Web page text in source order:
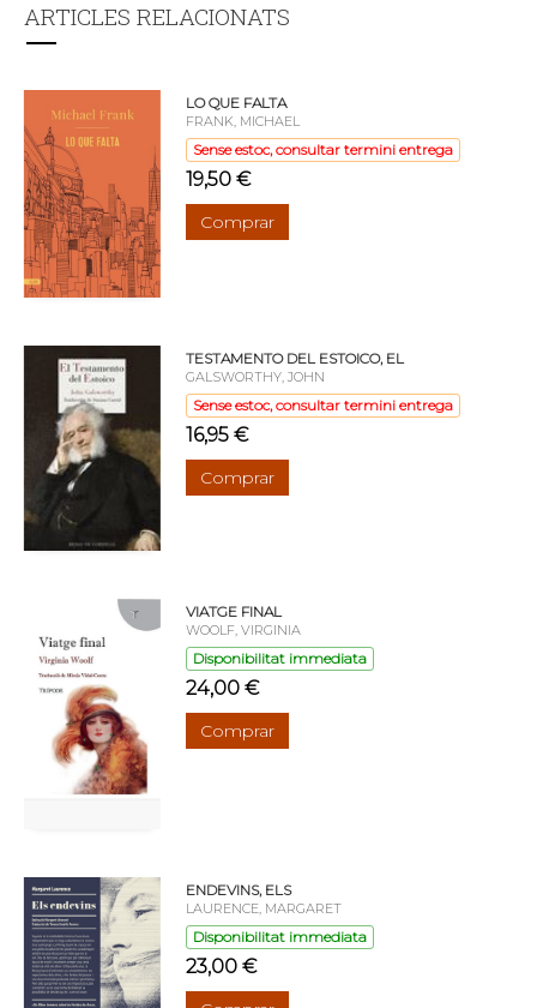
ARTICLES RELACIONATS
LO QUE FALTA
FRANK, MICHAEL
Sense estoc, consultar termini entrega
19,50 €
Comprar
TESTAMENTO DEL ESTOICO, EL
GALSWORTHY, JOHN
Sense estoc, consultar termini entrega
16,95 €
Comprar
VIATGE FINAL
WOOLF, VIRGINIA
Disponibilitat immediata
24,00 €
Comprar
ENDEVINS, ELS
LAURENCE, MARGARET
Disponibilitat immediata
23,00 €